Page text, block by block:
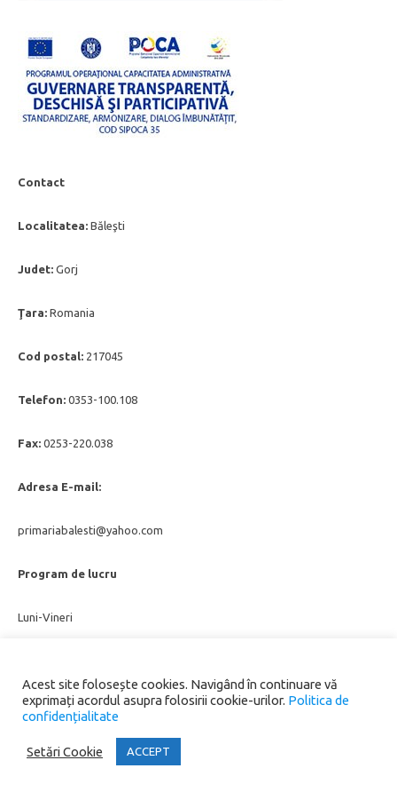
Contact
Localitatea: Băleşti
Judet: Gorj
Ţara: Romania
Cod postal: 217045
Telefon: 0353-100.108
Fax: 0253-220.038
Adresa E-mail:
primariabalesti@yahoo.com
Program de lucru
Luni-Vineri
Copyright 2024
Acest site folosește cookies. Navigând în continuare vă
exprimați acordul asupra folosirii cookie-urilor. Politica de
confidențialitate
Setări Cookie ACCEPT